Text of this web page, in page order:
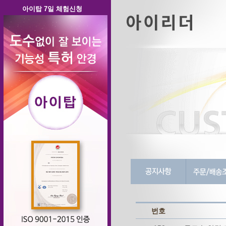
아이탑 7일 체험신청
번호